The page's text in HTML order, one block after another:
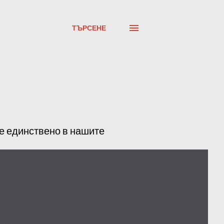
ТЪРСЕНЕ
единствено в нашите